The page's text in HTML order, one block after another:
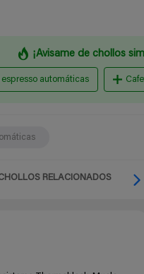
¡Avisame de chollos
espresso automáticas
RELACIONADOS